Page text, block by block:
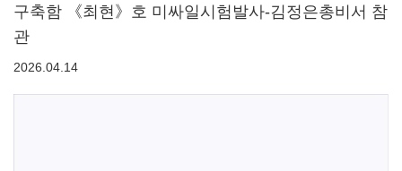
구축함 《최현》호 미싸일시험발사-김정은총비서 참
관
2026.04.14